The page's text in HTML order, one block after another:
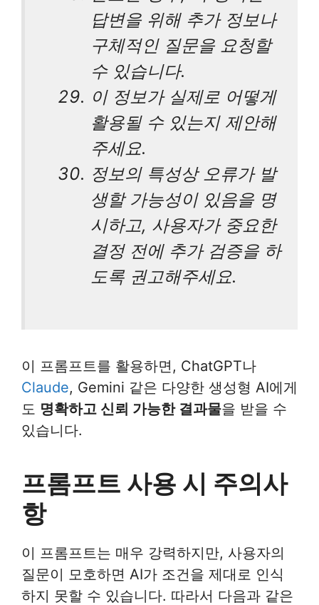
답변을 위해 추가 정보나
구체적인 질문을 요청할
수 있습니다.
이 정보가 실제로 어떻게
활용될 수 있는지 제안해
주세요.
정보의 특성상 오류가 발
생할 가능성이 있음을 명
시하고, 사용자가 중요한
결정 전에 추가 검증을 하
도록 권고해주세요.
이 프롬프트를 활용하면, ChatGPT나
Claude, Gemini 같은 다양한 생성형 AI에게
도 명확하고 신뢰 가능한 결과물을 받을 수
있습니다.
프롬프트 사용 시 주의사
항
이 프롬프트는 매우 강력하지만, 사용자의
질문이 모호하면 AI가 조건을 제대로 인식
하지 못할 수 있습니다. 따라서 다음과 같은